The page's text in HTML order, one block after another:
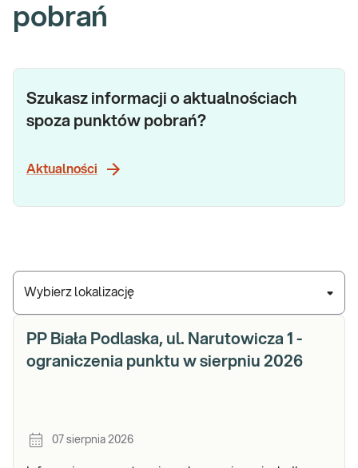
pobrań
Wybierz lokalizację
Szukasz informacji o aktualnościach
spoza punktów pobrań?
Aktualności
PP Biała Podlaska, ul. Narutowicza 1 -
ograniczenia punktu w sierpniu 2026
07 sierpnia 2026